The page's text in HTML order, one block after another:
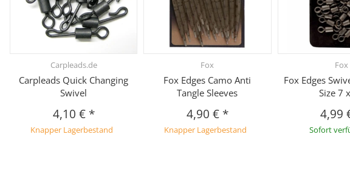
Carpleads.de
Carpleads Quick Changing
Swivel
4,10 € *
Knapper Lagerbestand
Fox
Fox Edges Camo Anti
Tangle Sleeves
4,90 € *
Knapper Lagerbestand
Fox
Fox Edges
Size 7
4,99
Sofort